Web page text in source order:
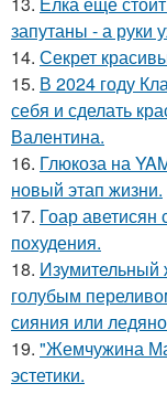
запутаны - а руки
14. Секрет
15. В 2024 году
себя и сделать
Валентина.
16. Глюкоза на
новый этап жизни.
17. Гоар аветисян
похудения.
18. Изумительный
голубым
сияния или
19. "Жемчужина
эстетики.